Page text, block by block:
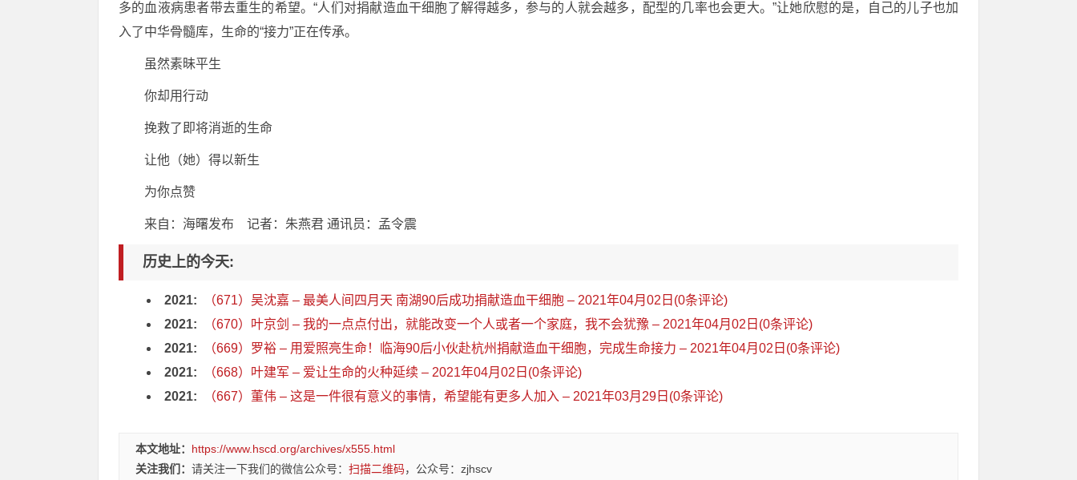
多的血液病患者带去重生的希望。“人们对捐献造血干细胞了解得越多，参与的人就会越多，配型的几率也会更大。”让她欣慰的是，自己的儿子也加
入了中华骨髓库，生命的“接力”正在传承。
虽然素昧平生
你却用行动
挽救了即将消逝的生命
让他（她）得以新生
为你点赞
来自：海曙发布 记者：朱燕君 通讯员：孟令震
历史上的今天:
2021:
（671）吴沈嘉 – 最美人间四月天 南湖90后成功捐献造血干细胞 – 2021年04月02日(0条评论)
2021:
（670）叶京剑 – 我的一点点付出，就能改变一个人或者一个家庭，我不会犹豫 – 2021年04月02日(0条评论)
2021:
（669）罗裕 – 用爱照亮生命！临海90后小伙赴杭州捐献造血干细胞，完成生命接力 – 2021年04月02日(0条评论)
2021:
（668）叶建军 – 爱让生命的火种延续 – 2021年04月02日(0条评论)
2021:
（667）董伟 – 这是一件很有意义的事情，希望能有更多人加入 – 2021年03月29日(0条评论)
本文地址： https://www.hscd.org/archives/x555.html
关注我们： 请关注一下我们的微信公众号： 扫描二维码，公众号：zjhscv